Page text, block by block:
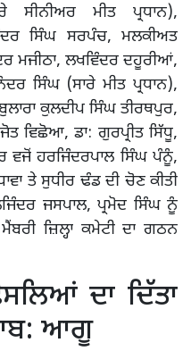
ਮੀਤ ਪ੍ਰਧਾਨ),
ਸਿੰਘ ਸਰਪੰਚ, ਮਲਕੀਅਤ
ਮਜੀਠਾ, ਲਖਵਿੰਦਰ ਦਹੂਰੀਆਂ,
ਸਿੰਘ (ਸਾਰੇ ਮੀਤ ਪ੍ਰਧਾਨ),
ਕੁਲਦੀਪ ਸਿੰਘ ਤੀਰਥਪੁਰ,
ਵਿਛੋਆ, ਡਾ: ਗੁਰਪ੍ਰੀਤ ਸਿੱਧੂ,
ਵਜੋਂ ਹਰਜਿੰਦਰਪਾਲ ਸਿੰਘ ਪੰਨੂੰ,
ਤੇ ਸੁਧੀਰ ਢੰਡ ਦੀ ਚੋਣ ਕੀਤੀ
ਜਸਪਾਲ, ਪ੍ਰਮੋਦ ਸਿੰਘ ਨੂੰ
ਜ਼ਿਲ੍ਹਾ ਕਮੇਟੀ ਦਾ ਗਠਨ
ਦਾ ਦਿੱਤਾ
ਆਗੂ